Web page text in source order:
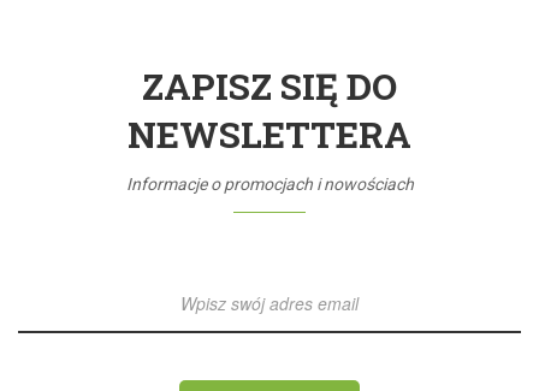
ZAPISZ SIĘ DO
NEWSLETTERA
Informacje o promocjach i nowościach